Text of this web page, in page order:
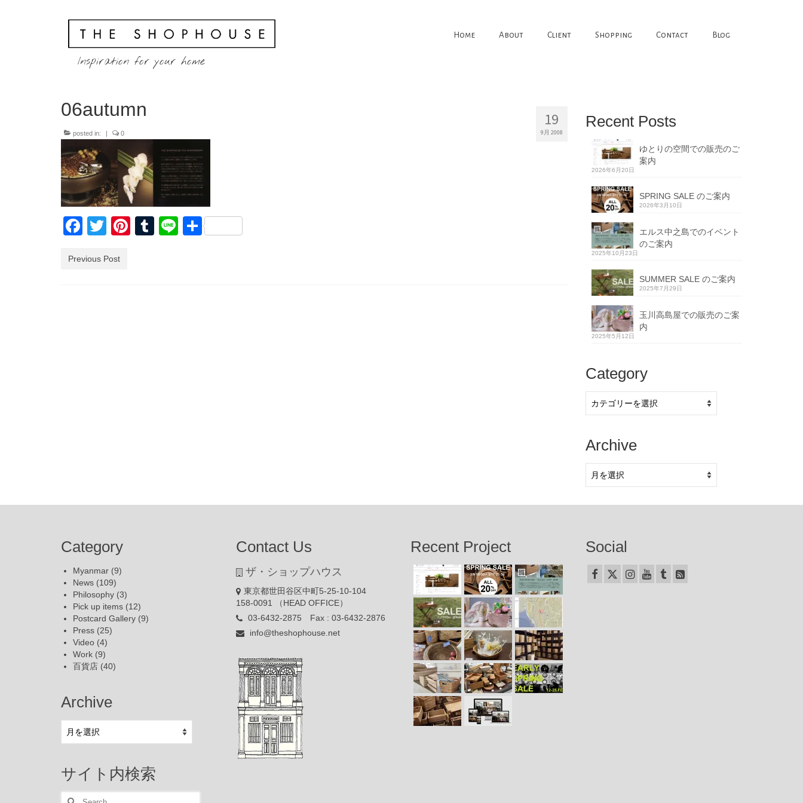
Inspiration for your home
Home About Client Shopping Contact Blog
19
9月 2008
06autumn
posted in: 0
Facebook
TwitterPinterest
Tumblr
Line共
Previous Post
Recent Posts
ゆとりの空間での販売のご
案内
2026年6月20日
SPRING SALE のご案内
2026年3月10日
エルス中之島でのイベント
のご案内
2025年10月23日
SUMMER SALE のご案内
2025年7月29日
玉川高島屋での販売のご案
内
2025年5月12日
Category
Archive
Category
Myanmar (9)
News (109)
Philosophy (3)
Pick up items (12)
Postcard Gallery (9)
Press (25)
Video (4)
Work (9)
百貨店 (40)
Archive
サイト内検索
Search
Contact Us
ザ・ショップハウス
東京都世田谷区中町5-25-10-104
158-0091 （HEAD OFFICE）
03-6432-2875 Fax : 03-6432-2876
info@theshophouse.net
Recent Project Social